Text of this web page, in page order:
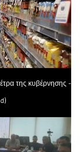
της κυβέρνησης -